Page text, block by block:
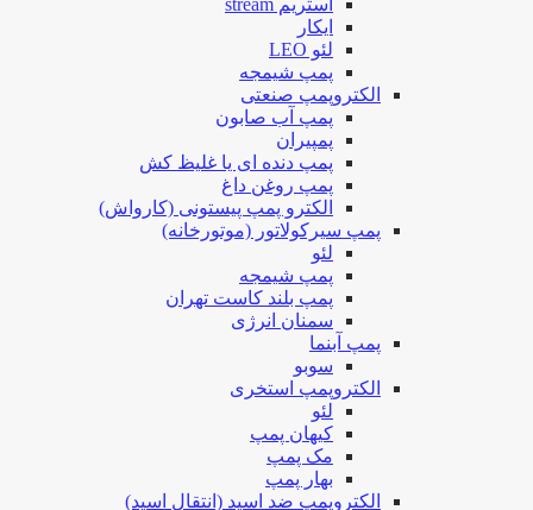
استریم stream
ایکار
لئو LEO
پمپ شیمجه
الکتروپمپ صنعتی
پمپ آب صابون
پمپیران
پمپ دنده ای یا غلیظ کش
پمپ روغن داغ
الکترو پمپ پیستونی (کارواش)
پمپ سیرکولاتور (موتورخانه)
لئو
پمپ شیمجه
پمپ بلند کاست تهران
سمنان انرژی
پمپ آبنما
سوبو
الکتروپمپ استخری
لئو
کیهان پمپ
مک پمپ
بهار پمپ
الکتروپمپ ضد اسید (انتقال اسید)